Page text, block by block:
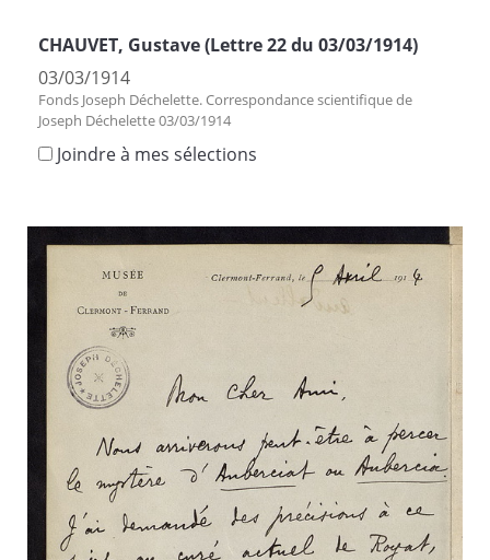
CHAUVET, Gustave (Lettre 22 du 03/03/1914)
03/03/1914
Fonds Joseph Déchelette. Correspondance scientifique de
Joseph Déchelette 03/03/1914
Joindre à mes sélections